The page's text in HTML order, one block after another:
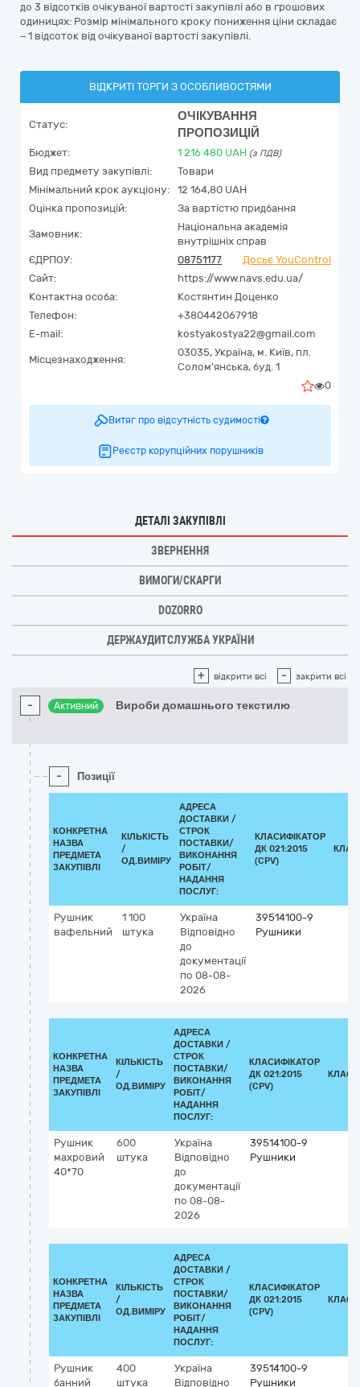
до 3 відсотків очікуваної вартості закупівлі або в грошових
одиницях: Розмір мінімального кроку пониження ціни складає
– 1 відсоток від очікуваної вартості закупівлі.
ВІДКРИТІ ТОРГИ З ОСОБЛИВОСТЯМИ
Статус:
ОЧІКУВАННЯ
ПРОПОЗИЦІЙ
Бюджет: 1 216 480 UAH (з ПДВ)
Вид предмету закупівлі:
Товари
Мінімальний крок аукціону:
12 164,80 UAH
Оцінка пропозицій:
За вартістю придбання
Замовник:
Національна академія
внутрішніх справ
ЄДРПОУ:
08751177
Досьє YouControl
Сайт:
https://www.navs.edu.ua/
Контактна особа:
Костянтин Доценко
Телефон:
+380442067918
E-mail:
kostyakostya22@gmail.com
Місцезнаходження:
03035, Україна, м. Київ, пл.
Солом'янська, буд. 1
0
Витяг про відсутність судимості
Реєстр корупційних порушників
ДЕТАЛІ ЗАКУПІВЛІ
ЗВЕРНЕННЯ
ВИМОГИ/СКАРГИ
DOZORRO
ДЕРЖАУДИТСЛУЖБА УКРАЇНИ
+ відкрити всі - закрити всі
- Активний Вироби домашнього текстилю
- Позиції
КОНКРЕТНА
НАЗВА
ПРЕДМЕТА
ЗАКУПІВЛІ
КІЛЬКІСТЬ
/
ОД.ВИМІРУ
АДРЕСА
ДОСТАВКИ /
СТРОК
ПОСТАВКИ/
ВИКОНАННЯ
РОБІТ/
НАДАННЯ
ПОСЛУГ:
КЛАСИФІКАТОР
ДК 021:2015
(CPV)
Рушник
вафельний
1 100
штука
Україна
Відповідно
до
документації
по 08-08-
2026
39514100-9
Рушники
КОНКРЕТНА
НАЗВА
ПРЕДМЕТА
ЗАКУПІВЛІ
КІЛЬКІСТЬ
/
ОД.ВИМІРУ
АДРЕСА
ДОСТАВКИ /
СТРОК
ПОСТАВКИ/
ВИКОНАННЯ
РОБІТ/
НАДАННЯ
ПОСЛУГ:
КЛАСИФІКАТОР
ДК 021:2015
(CPV)
Рушник
махровий
40*70
600
штука
Україна
Відповідно
до
документації
по 08-08-
2026
39514100-9
Рушники
КОНКРЕТНА
НАЗВА
ПРЕДМЕТА
ЗАКУПІВЛІ
КІЛЬКІСТЬ
/
ОД.ВИМІРУ
АДРЕСА
ДОСТАВКИ /
СТРОК
ПОСТАВКИ/
ВИКОНАННЯ
РОБІТ/
НАДАННЯ
ПОСЛУГ:
КЛАСИФІКАТОР
ДК 021:2015
(CPV)
Рушник
банний
400
штука
Україна
Відповідно
39514100-9
Рушники